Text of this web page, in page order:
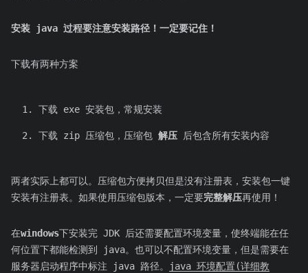
安装 java 过程要注意安装路径！一定要记住！
下载有两种方案
下载 exe 安装包，常规安装
下载 zip 压缩包，压缩包 解压 后包含所有安装内容
两者实际上都可以。压缩包方便拷贝但是没有注册表，安装包一键
安装有注册表。如果使用压缩包版本，一定要完整解压再使用！
在windows下安装完 JDK 后还需要配置环境变量，使终端能在任
何位置下都能检测到 java。也可以不配置环境变量，但是需要在
服务器启动程序中标注 java 路径。
java 环境配置(详细教